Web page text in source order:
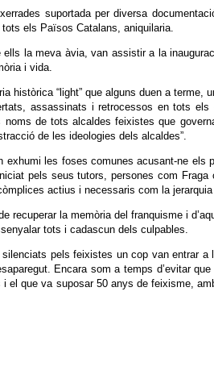
suportada per diversa
els Països Catalans, aniquilaria.
la meva àvia, van assistir a la
i vida.
històrica “light” que alguns duen a
assassinats i retrocessos en tots
de tots alcaldes feixistes que
de les ideologies dels alcaldes”.
exhumi les foses comunes acusant-ne
pels seus tutors, persones com Fraga
actius i necessaris com la
recuperar la memòria del franquisme i
tots i cadascun dels culpables.
pels feixistes un cop van entrar
Encara som a temps d’evitar
el que va suposar 50 anys de feixisme,